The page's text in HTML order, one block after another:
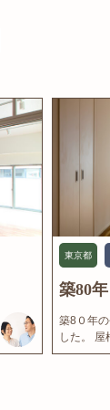
東京都
築80
築8０年
した。 屋